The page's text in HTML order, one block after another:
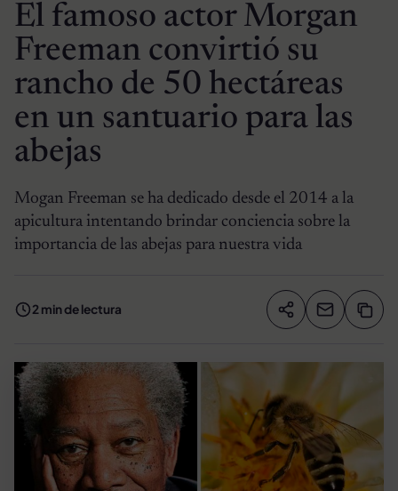
El famoso actor Morgan
Freeman convirtió su
rancho de 50 hectáreas
en un santuario para las
abejas
Mogan Freeman se ha dedicado desde el 2014 a la
apicultura intentando brindar conciencia sobre la
importancia de las abejas para nuestra vida
2 min de lectura Compartir